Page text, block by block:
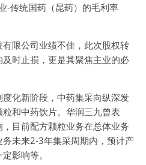
-传统国药（昆药）的毛利率
限公司业绩不佳，此次股权转
时止损，更是其聚焦主业的必
化新阶段，中药集采向纵深发
和中药饮片。华润三九曾表
目前配方颗粒业务在总体业务
未来2-3年集采周期内，预计产
影响等。